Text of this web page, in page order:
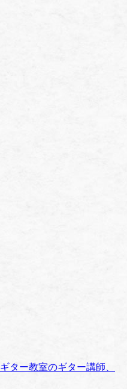
ター教室のギター講師、